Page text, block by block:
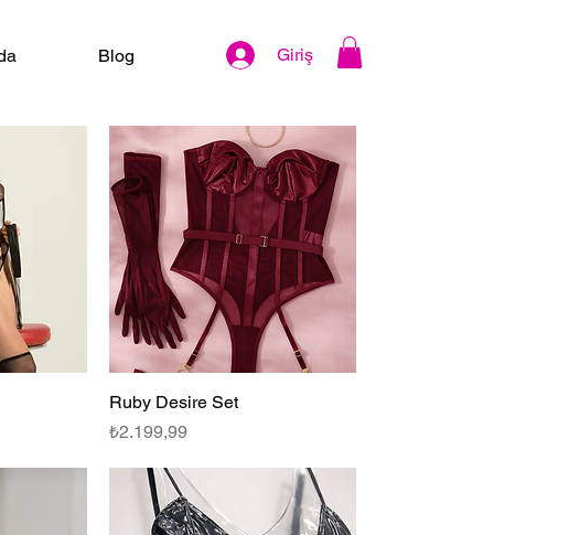
Blog Giriş
Hızlı Bakış
Ruby Desire Set
Fiyat
₺2.199,99